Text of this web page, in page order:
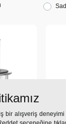
bir alışveriş deneyimi